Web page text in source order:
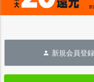
新規会員登